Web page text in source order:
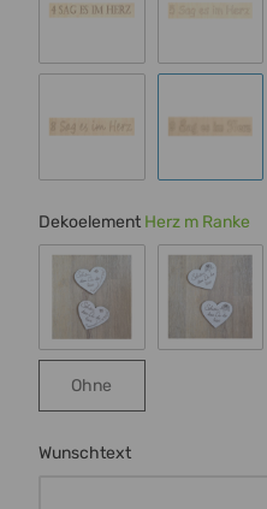
Schrift 4 Schrift 5
Dekoelement Herz m Ranke
Schmetterling
Ohne
Wunschtext